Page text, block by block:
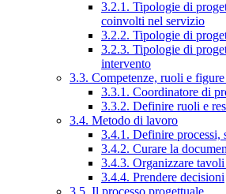
3.2.1. Tipologie di
coinvolti nel servizio
3.2.2. Tipologie di
3.2.3. Tipologie di
intervento
3.3. Competenze, ruoli e
3.3.1. Coordinatore di
3.3.2. Definire ruoli e
3.4. Metodo di lavoro
3.4.1. Definire processi,
3.4.2. Curare la
3.4.3. Organizzare
3.4.4. Prendere decisioni
3.5. Il processo progettuale